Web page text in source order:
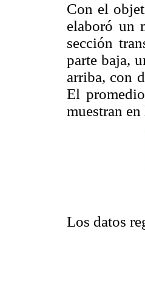
Con el
elaboró un
sección
parte baja,
arriba, con
El
muestran en
Los datos